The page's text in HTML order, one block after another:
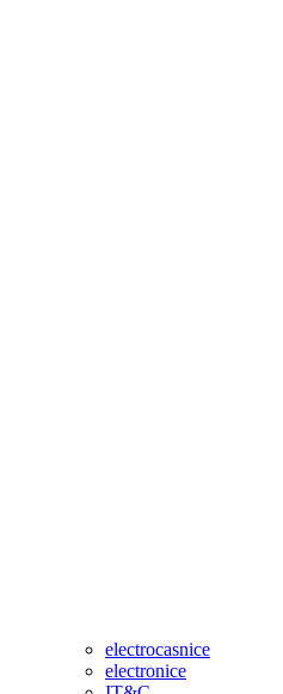
electrocasnice
electronice